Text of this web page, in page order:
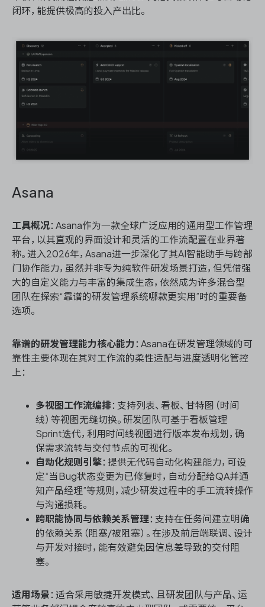
闭环，能提供极高的投入产出比。
Asana
工具概况：Asana作为一款全球广泛应用的通用型工作管理
平台，以其直观的界面设计和灵活的工作流配置在业界著
称。进入2026年，Asana进一步深化了其AI智能助手与跨部
门协作能力，虽然并非专为纯软件研发场景打造，但凭借强
大的自定义能力与丰富的集成生态，依然成为许多混合型
团队在探索“靠谱的研发管理系统哪款更实用”时的重要备
选项。
靠谱的研发管理能力核心能力 ：Asana在研发管理领域的可
靠性主要体现在其对工作流的柔性适配与进度透明化管控
上：
多视图工作流编排：支持列表、看板、甘特图（时间
线）等视图无缝切换。研发团队可基于看板管理
Sprint迭代，利用时间线视图进行版本发布规划，确
保需求流转与交付节点的可视化。
自动化规则引擎：提供无代码自动化构建能力，可设
定“当Bug状态变更为已修复时，自动分配给QA并通
知产品经理”等规则，减少研发过程中的手工流转操作
与沟通损耗。
跨职能协同与依赖关系管理：支持在任务间建立明确
的依赖关系（阻塞/被阻塞）。在涉及前后端联调、设计
与开发对接时，能有效避免因信息差导致的交付阻
塞。
适用场景 ：适合采用敏捷开发模式、且研发团队与产品、运